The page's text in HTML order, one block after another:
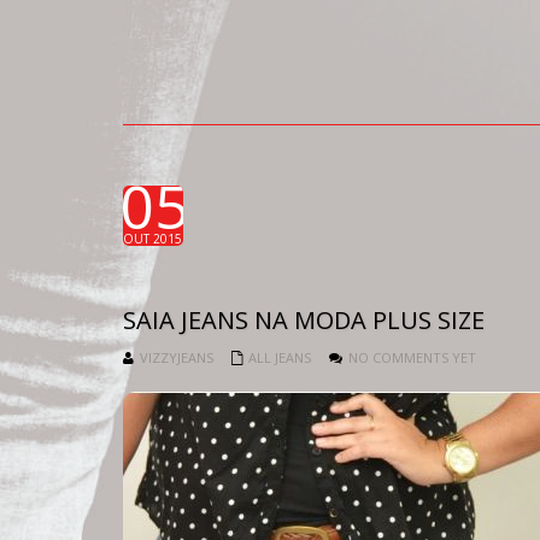
05
OUT 2015
SAIA JEANS NA MODA PLUS SIZE
VIZZYJEANS ALL JEANS NO COMMENTS YET